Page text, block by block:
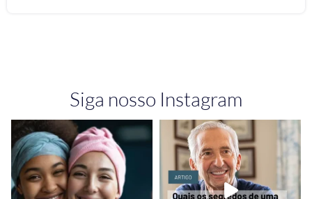
Siga nosso Instagram